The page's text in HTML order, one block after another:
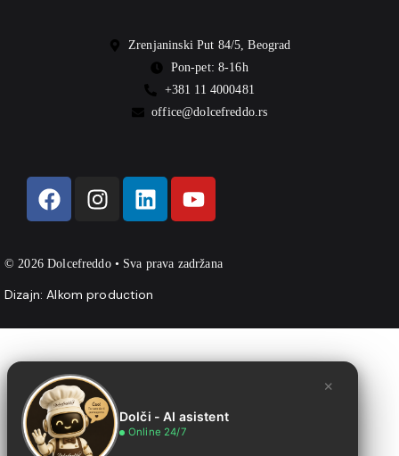
Zrenjaninski Put 84/5, Beograd
Pon-pet: 8-16h
+381 11 4000481
office@dolcefreddo.rs
© 2026 Dolcefreddo • Sva prava zadržana
Dizajn:Alkom production
×
Dolči - AI asistent
Online 24/7